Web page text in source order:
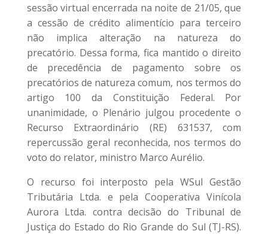
sessão virtual encerrada na noite de 21/05, que
a cessão de crédito alimentício para terceiro
não implica alteração na natureza do
precatório. Dessa forma, fica mantido o direito
de precedência de pagamento sobre os
precatórios de natureza comum, nos termos do
artigo 100 da Constituição Federal. Por
unanimidade, o Plenário julgou procedente o
Recurso Extraordinário (RE) 631537, com
repercussão geral reconhecida, nos termos do
voto do relator, ministro Marco Aurélio.
O recurso foi interposto pela WSul Gestão
Tributária Ltda. e pela Cooperativa Vinícola
Aurora Ltda. contra decisão do Tribunal de
Justiça do Estado do Rio Grande do Sul (TJ-RS).